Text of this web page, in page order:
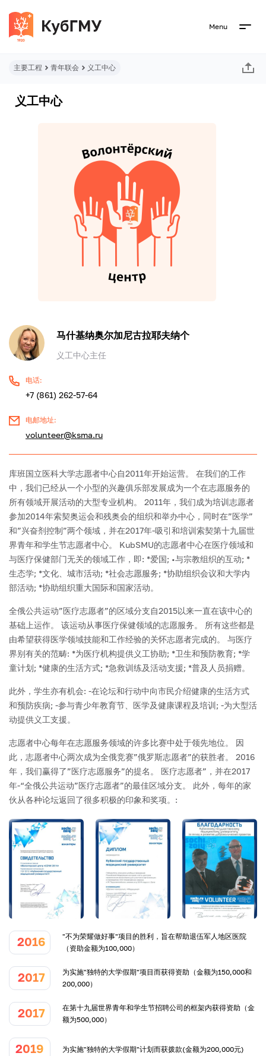
Menu
主要工程 青年联会 义工中心
义工中心
马什基纳奥尔加尼古拉耶夫纳个
义工中心主任
电话:
+7 (861) 262-57-64
电邮地址:
volunteer@ksma.ru
库班国立医科大学志愿者中心自2011年开始运营。
在我们的工作
中，我们已经从一个小型的兴趣俱乐部发展成为一个在志愿服务的
所有领域开展活动的大型专业机构。
2011年，我们成为培训志愿者
参加2014年索契奥运会和残奥会的组织和举办中心，同时在”医学”
和”兴奋剂控制”两个领域，并在2017年-吸引和培训索契第十九届世
界青年和学生节志愿者中心。
KubSMU的志愿者中心在医疗领域和
与医疗保健部门无关的领域工作，即: *爱国; •与宗教组织的互动; *
生态学; *文化、城市活动; *社会志愿服务; *协助组织会议和大学内
部活动; *协助组织重大国际和国家活动。
全俄公共运动”医疗志愿者”的区域分支自2015以来一直在该中心的
基础上运作。 该运动从事医疗保健领域的志愿服务。 所有这些都是
由希望获得医学领域技能和工作经验的关怀志愿者完成的。
与医疗
界别有关的范畴: *为医疗机构提供义工协助; *卫生和预防教育; *学
童计划; *健康的生活方式; *急救训练及活动支援; *普及人员捐赠。
此外，学生亦有机会: -在论坛和行动中向市民介绍健康的生活方式
和预防疾病; -参与青少年教育节、医学及健康课程及培训; -为大型活
动提供义工支援。
志愿者中心每年在志愿服务领域的许多比赛中处于领先地位。 因
此，志愿者中心两次成为全俄竞赛”俄罗斯志愿者”的获胜者。 2016
年，我们赢得了”医疗志愿服务”的提名。 医疗志愿者”，并在2017
年-“全俄公共运动”医疗志愿者”的最佳区域分支。 此外，每年的家
伙从各种论坛返回了很多积极的印象和奖项。:
2016
"不为荣耀做好事"项目的胜利，旨在帮助退伍军人地区医院
（资助金额为100,000）
2017
为实施"独特的大学假期"项目而获得资助（金额为150,000和
200,000）
2017
在第十九届世界青年和学生节招聘公司的框架内获得资助（金
额为500,000）
2019 为实施"独特的大学假期"计划而获拨款(金额为200,000元)